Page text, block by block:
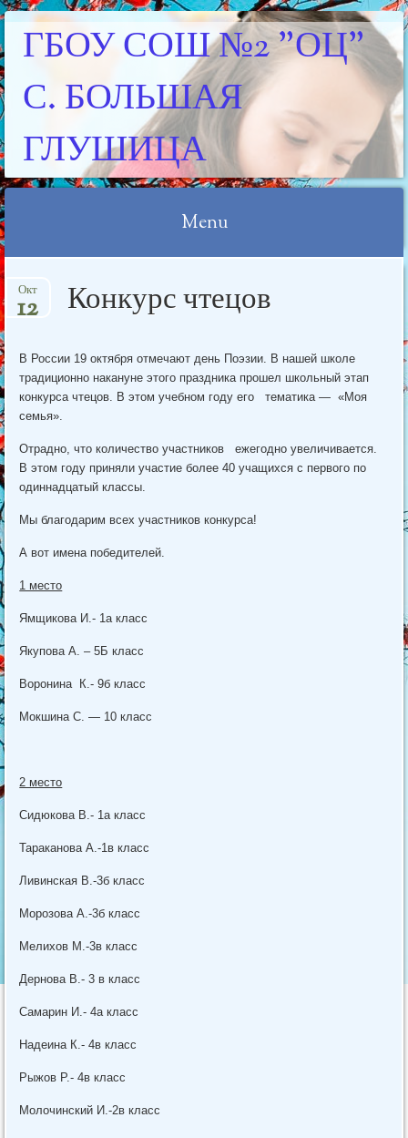
ГБОУ СОШ №2 "ОЦ"
С. БОЛЬШАЯ
ГЛУШИЦА
Menu
to
Конкурс чтецов
Окт
12
В России 19 октября отмечают день Поэзии. В нашей школе
традиционно накануне этого праздника прошел школьный этап
конкурса чтецов. В этом учебном году его тематика — «Моя
семья».
Отрадно, что количество участников ежегодно увеличивается.
В этом году приняли участие более 40 учащихся с первого по
одиннадцатый классы.
Мы благодарим всех участников конкурса!
А вот имена победителей.
1 место
Ямщикова И.- 1а класс
Якупова А. – 5Б класс
Воронина К.- 9б класс
Мокшина С. — 10 класс
2 место
Сидюкова В.- 1а класс
Тараканова А.-1в класс
Ливинская В.-3б класс
Морозова А.-3б класс
Мелихов М.-3в класс
Дернова В.- 3 в класс
Самарин И.- 4а класс
Надеина К.- 4в класс
Рыжов Р.- 4в класс
Молочинский И.-2в класс